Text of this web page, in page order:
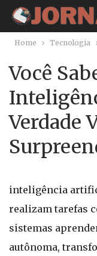
Home Tecnologia
Você
Verdade
inteligência
realizam tarefas
sistemas
autônoma,